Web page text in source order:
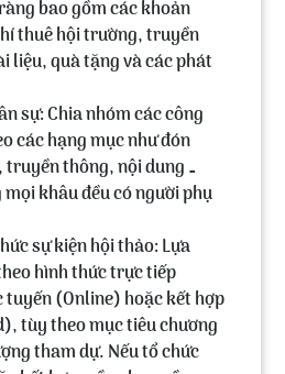
bao gồm các khoản
thuê hội trường, truyền
liệu, quà tặng và các phát
sự:Chia nhóm các công
các hạng mục như đón
thông, nội dung …
khâu đều có người phụ
sự kiện hội thảo:Lựa
hình thức trực tiếp
(Online) hoặc kết hợp
tùy theo mục tiêu chương
tham dự. Nếu tổ chức